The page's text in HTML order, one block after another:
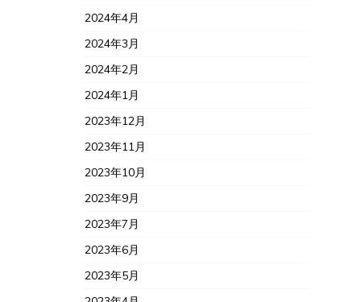
2024年4月
2024年3月
2024年2月
2024年1月
2023年12月
2023年11月
2023年10月
2023年9月
2023年7月
2023年6月
2023年5月